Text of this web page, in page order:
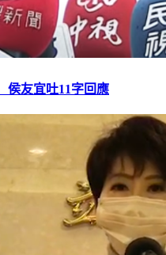
友宜吐11字回應